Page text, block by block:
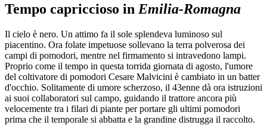
Tempo capriccioso in Emilia-Romagna
Il cielo è nero. Un attimo fa il sole splendeva luminoso sul
piacentino. Ora folate impetuose sollevano la terra polverosa dei
campi di pomodori, mentre nel firmamento si intravedono lampi.
Proprio come il tempo in questa torrida giornata di agosto, l'umore
del coltivatore di pomodori Cesare Malvicini è cambiato in un batter
d'occhio. Solitamente di umore scherzoso, il 43enne dà ora istruzioni
ai suoi collaboratori sul campo, guidando il trattore ancora più
velocemente tra i filari di piante per portare gli ultimi pomodori
prima che il temporale si abbatta e la grandine distrugga il raccolto.